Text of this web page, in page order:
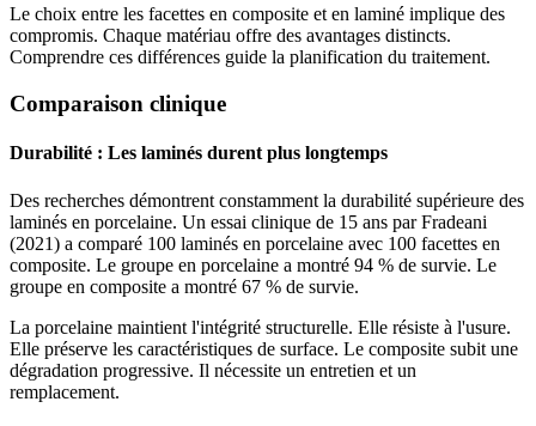
Le choix entre les facettes en composite et en laminé implique des
compromis. Chaque matériau offre des avantages distincts.
Comprendre ces différences guide la planification du traitement.
Comparaison clinique
Durabilité : Les laminés durent plus longtemps
Des recherches démontrent constamment la durabilité supérieure des
laminés en porcelaine. Un essai clinique de 15 ans par Fradeani
(2021) a comparé 100 laminés en porcelaine avec 100 facettes en
composite. Le groupe en porcelaine a montré 94 % de survie. Le
groupe en composite a montré 67 % de survie.
La porcelaine maintient l'intégrité structurelle. Elle résiste à l'usure.
Elle préserve les caractéristiques de surface. Le composite subit une
dégradation progressive. Il nécessite un entretien et un
remplacement.